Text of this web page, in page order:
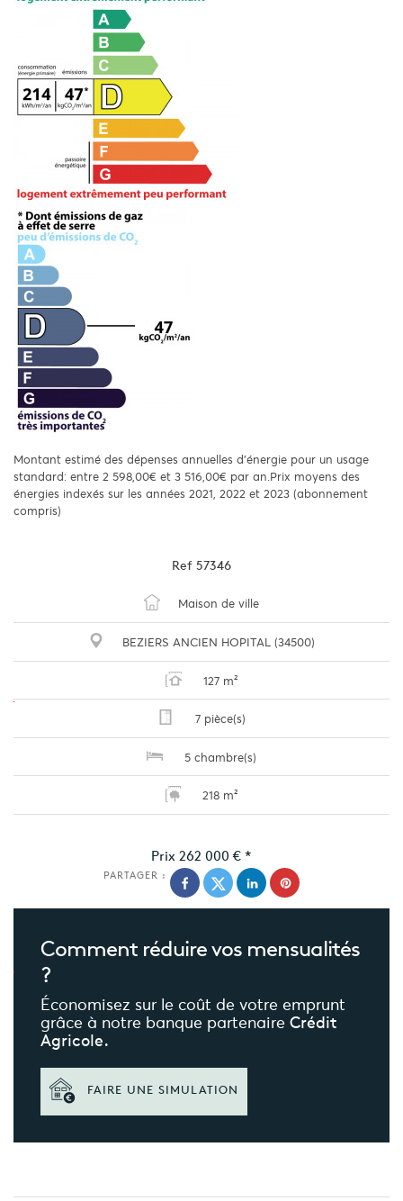
Montant estimé des dépenses annuelles d'énergie pour un usage
standard: entre 2 598,00€ et 3 516,00€ par an.Prix moyens des
énergies indexés sur les années 2021, 2022 et 2023 (abonnement
compris)
Ref 57346
Maison de ville
BEZIERS ANCIEN HOPITAL (34500)
127 m²
7 pièce(s)
5 chambre(s)
218 m²
Prix 262 000 € *
PARTAGER :
Comment réduirevos mensualités
?
Économisez sur le coût de votre emprunt
grâce à notre banque partenaire Crédit
Agricole.
FAIRE UNE SIMULATION